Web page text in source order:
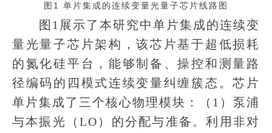
图1 单片集成的连续变量光量子芯片线路图
图1展示了本研究中单片集成的连续变
量光量子芯片架构，该芯片基于超低损耗
的氮化硅平台，能够制备、操控和测量路
径编码的四模式连续变量纠缠簇态。芯片
单片集成了三个核心物理模块：（1）泵浦
与本振光（LO）的分配与准备。利用非对